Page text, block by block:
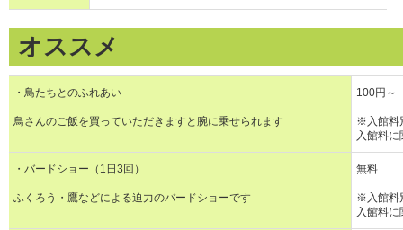
オススメ
・鳥たちとのふれあい
鳥さんのご飯を買っていただきますと腕に乗せられます
100円～
※入館料
入館料
・バードショー（1日3回）
ふくろう・鷹などによる迫力のバードショーです
無料
※入館料
入館料